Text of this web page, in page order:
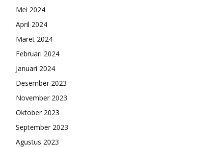
Mei 2024
April 2024
Maret 2024
Februari 2024
Januari 2024
Desember 2023
November 2023
Oktober 2023
September 2023
Agustus 2023